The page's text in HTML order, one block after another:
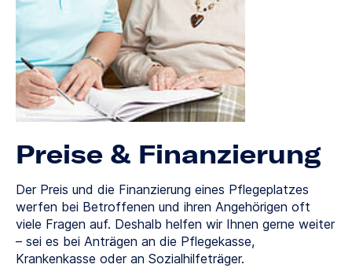
Preise & Finanzierung
Der Preis und die Finanzierung eines Pflegeplatzes
werfen bei Betroffenen und ihren Angehörigen oft
viele Fragen auf. Deshalb helfen wir Ihnen gerne weiter
– sei es bei Anträgen an die Pflegekasse,
Krankenkasse oder an Sozialhilfeträger.